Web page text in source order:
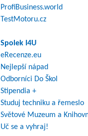
ProfiBusiness.world
TestMotoru.cz
Spolek I4U
eRecenze.eu
Nejlepší nápad
Odborníci Do Škol
Stipendia +
Studuj techniku a řemeslo
Světové Muzeum a
Uč se a vyhraj!